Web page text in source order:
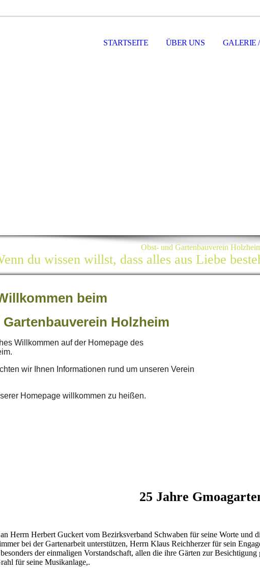
STARTSEITE ÜBER UNS GALERIE
Obst- und Gartenbauverein
du wissen willst, dass alles aus Liebe
beim
Holzheim
Willkommen auf der Homepage des
wir Ihnen Informationen rund um unseren Verein
Homepage willkommen zu heißen.
25 Jahre
Herrn Herbert Guckert vom Bezirksverband Schwaben für seine Worte und
bei der Gartenarbeit unterstützen, Herrn Klaus Reichherzer für sein
der einmaligen Vorstandschaft, allen die ihre Gärten zur
für seine Musikanlage,.